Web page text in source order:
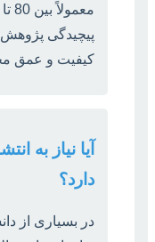
پیچیدگی
کیفیت و عمق
آیا نیاز به
دارد؟
در بسیاری از